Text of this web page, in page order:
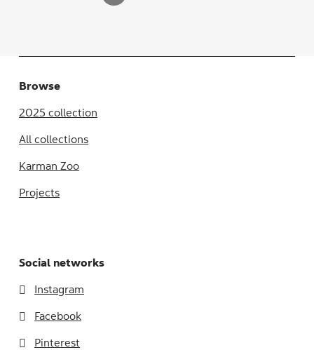
Browse
2025 collection
All collections
Karman Zoo
Projects
Social networks
Instagram
Facebook
Pinterest